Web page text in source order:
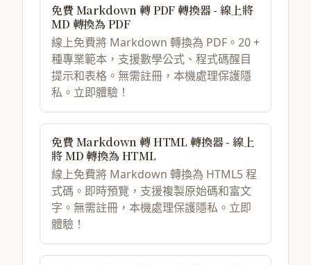
免費 Markdown 轉 PDF 轉換器 - 線上將
MD 轉換為 PDF
線上免費將 Markdown 轉換為 PDF。20 +
種專業範本，支援數學公式、程式碼醒目
提示和表格。無需註冊，本機處理保護隱
私。立即體驗！
免費 Markdown 轉 HTML 轉換器 - 線上
將 MD 轉換為 HTML
線上免費將 Markdown 轉換為 HTML5 程
式碼。即時預覽，支援複製原始碼和富文
字。無需註冊，本機處理保護隱私。立即
體驗！